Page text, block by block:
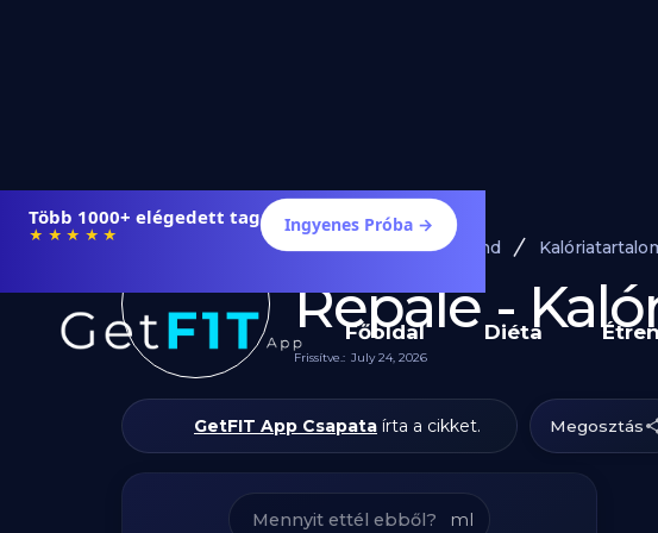
Étrendek, receptek és edzéstervek
★★★★★ Ingyenes Próba →
Főoldal Diéta
Diéta és Étrend
Répalé -
Frissítve.: July 24, 2026
GetFIT App Csapata írta a cikket. Megosztás
ml